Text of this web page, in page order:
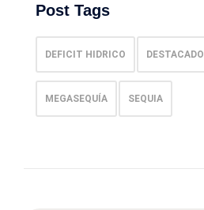
Post Tags
DEFICIT HIDRICO DESTACADO
MEGASEQUÍA SEQUIA